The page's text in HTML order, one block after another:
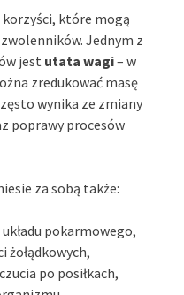
które mogą
Jednym z
jest utata wagi– w
zredukować masę
wynika ze zmiany
poprawy procesów
za sobą także:
pokarmowego,
żołądkowych,
po posiłkach,